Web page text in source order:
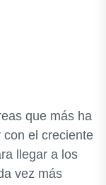
que más ha
el creciente
llegar a los
vez más